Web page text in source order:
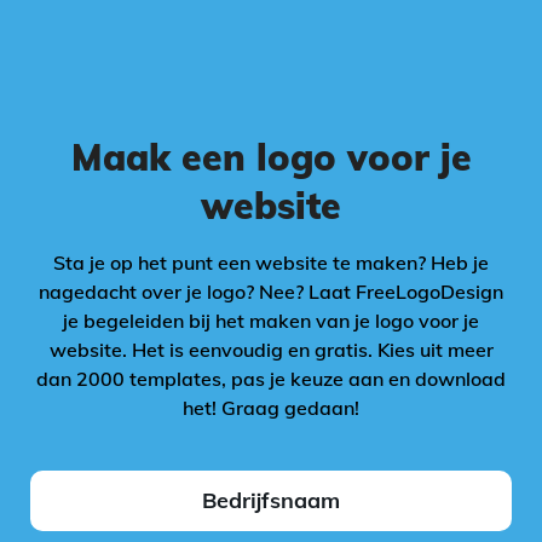
Maak een logo voor je
website
Sta je op het punt een website te maken? Heb je
nagedacht over je logo? Nee? Laat FreeLogoDesign
je begeleiden bij het maken van je logo voor je
website. Het is eenvoudig en gratis. Kies uit meer
dan 2000 templates, pas je keuze aan en download
het! Graag gedaan!